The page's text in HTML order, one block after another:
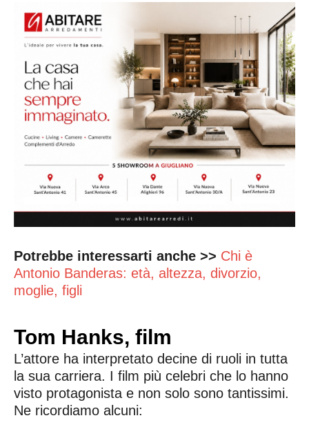
Potrebbe interessarti anche >> Chi è
Antonio Banderas: età, altezza, divorzio,
moglie, figli
Tom Hanks, film
L’attore ha interpretato decine di ruoli in tutta
la sua carriera. I film più celebri che lo hanno
visto protagonista e non solo sono tantissimi.
Ne ricordiamo alcuni: